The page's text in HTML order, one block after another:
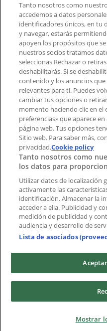
Contacto comercial y
Tienda mal colocada
Notificar un folleto
¿Encontraste un
aplicación?
Índices
Marcas
Marcas locales
Negocios
Negocios cercanos
Productos
Productos locales
Ciudades
Descargar la APP
Copyright © Tiendeo ®
Términos y condiciones
Tanto nosotros como
accedemos a datos
identificadores únicos, en tu
y navegar, estarás
apoyen los propósitos que
nuestros socios tratamos
seleccionas Rechazar o
deshabilitarás. Si se
contenido y los anuncios
relevantes para ti. Puedes
cambiar tus opciones o
momento haciendo clic en el
preferencias» que aparece
página web. Tus opciones
Sitio web. Para saber más,
privacidad.Cookie policy
Tanto nosotros como
los datos para
Utilizar datos de localización
activamente las
identificación. Almacenar la
acceder a ella. Publicidad y
medición de publicidad y
audiencia y desarrollo de
Lista de asociados
Mostrar